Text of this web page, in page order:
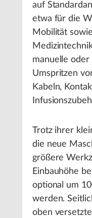
auf
etwa für die
Mobilität
manuelle
Umspritzen
Kabeln,
Trotz ihrer
die neue
größere
Einbauhöhe
optional um
werden.
oben